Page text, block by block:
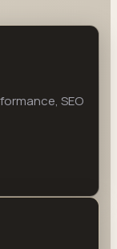
SEO